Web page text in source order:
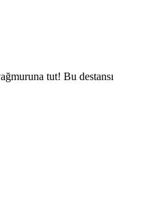
tut! Bu destansı